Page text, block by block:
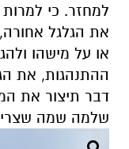
למחזר. כי למרות
את הגלגל
או על מישהו
ההתנהגות, את
דבר תיצור את
שלמה שמה